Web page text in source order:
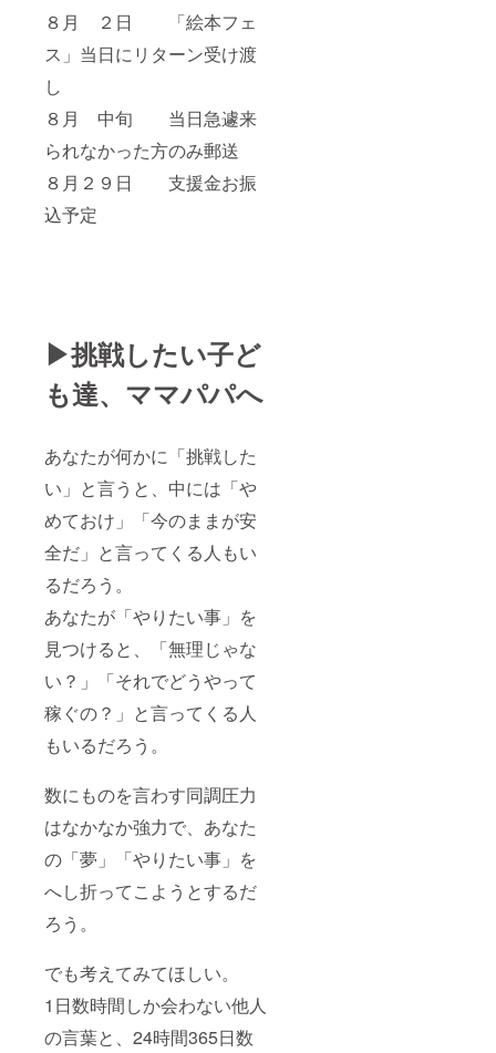
８月 ２日 「絵本フェ
ス」当日にリターン受け渡
し
８月 中旬 当日急遽来
られなかった方のみ郵送
８月２９日 支援金お振
込予定
▶挑戦したい子ど
も達、ママパパへ
あなたが何かに「挑戦した
い」と言うと、中には「や
めておけ」「今のままが安
全だ」と言ってくる人もい
るだろう。
あなたが「やりたい事」を
見つけると、「無理じゃな
い？」「それでどうやって
稼ぐの？」と言ってくる人
もいるだろう。
数にものを言わす同調圧力
はなかなか強力で、あなた
の「夢」「やりたい事」を
へし折ってこようとするだ
ろう。
でも考えてみてほしい。
1日数時間しか会わない他人
の言葉と、24時間365日数